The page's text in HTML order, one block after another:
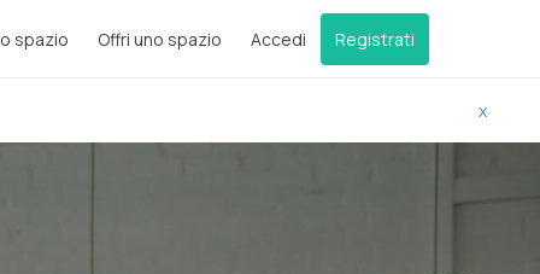
spazio Offri uno spazio Accedi Registrati
x